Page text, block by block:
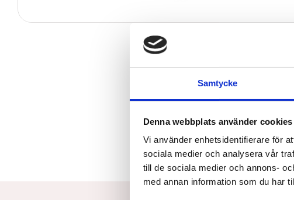
Samtycke
Denna webbplats använder cookies
Vi använder enhetsidentifierare för
sociala medier och analysera vår
till de sociala medier och annons-
med annan information som du har